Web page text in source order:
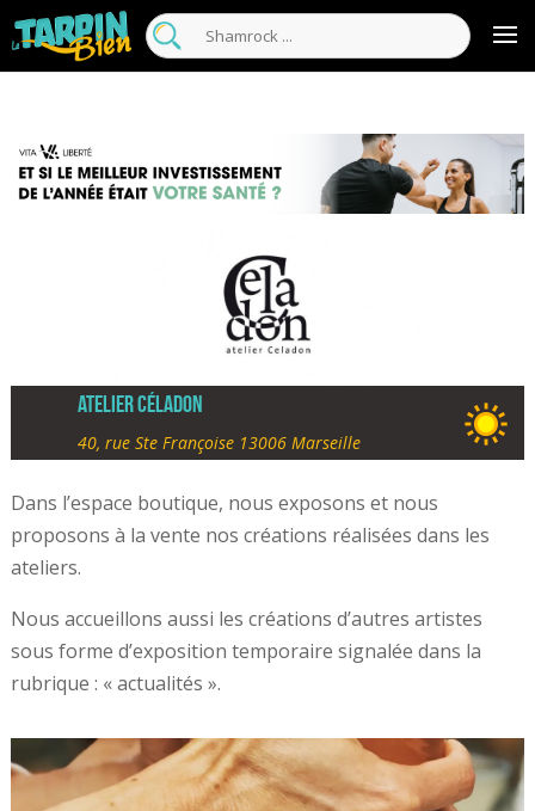
Atelier Céladon
40, rue Ste Françoise 13006 Marseille
Dans l’espace boutique, nous exposons et nous
proposons à la vente nos créations réalisées dans les
ateliers.
Nous accueillons aussi les créations d’autres artistes
sous forme d’exposition temporaire signalée dans la
rubrique : « actualités ».